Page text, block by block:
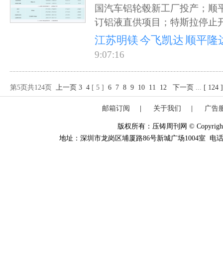
国汽车铝轮毂新工厂投产；顺
订铝液直供项目；特斯拉停止
江苏明镁今飞凯达 顺平隆
9:07:16
第5页共124页 上一页 3 4 [ 5 ] 6 7 8 9 10 11 12 下一页 ... [ 124
邮箱订阅 关于我们 广告
版权所有：压铸周刊网 ©
地址：深圳市龙岗区埔厦路86号新城广场1004室 电